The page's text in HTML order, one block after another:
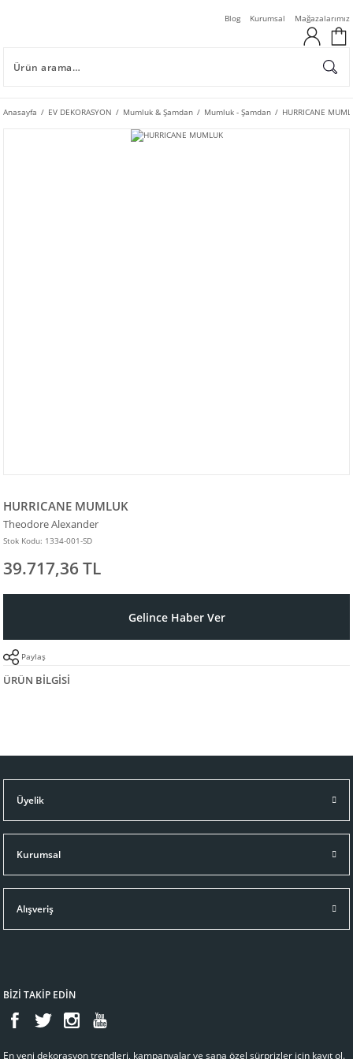
Blog Kurumsal Mağazalarımız
Anasayfa EV DEKORASYON Mumluk & Şamdan Mumluk - Şamdan HURRICANE
HURRICANE MUMLUK
Theodore Alexander
Stok Kodu: 1334-001-SD
39.717,36 TL
Gelince Haber Ver
Paylaş
ÜRÜN BILGISI
Üyelik
Kurumsal
Alışveriş
BİZİ TAKİP EDİN
En yeni dekorasyon trendleri, kampanyalar ve sana özel sürprizler için kayıt ol.